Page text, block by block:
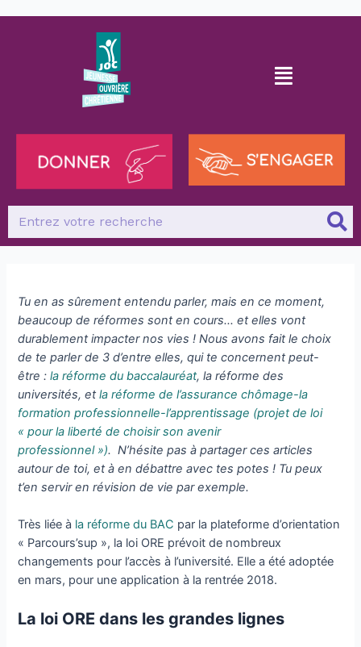
Tu en as sûrement entendu parler, mais en ce moment,
beaucoup de réformes sont en cours… et elles vont
durablement impacter nos vies ! Nous avons fait le choix
de te parler de 3 d’entre elles, qui te concernent peut-
être :la réforme du baccalauréat, la réforme des
universités, etla réforme de l’assurance chômage-la
formation professionnelle-l’apprentissage (projet de loi
« pour la liberté de choisir son avenir
professionnel »).N’hésite pas à partager ces articles
autour de toi, et à en débattre avec tes potes ! Tu peux
t’en servir en révision de vie par exemple.
Très liée à la réforme du BAC par la plateforme d’orientation
« Parcours’sup », la loi ORE prévoit de nombreux
changements pour l’accès à l’université. Elle a été adoptée
en mars, pour une application à la rentrée 2018.
La loi ORE dans les grandes lignes